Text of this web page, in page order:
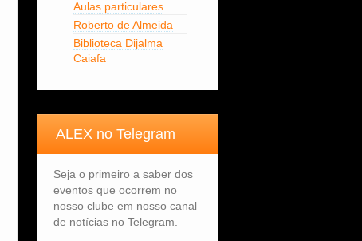
Aulas particulares
Roberto de Almeida
Biblioteca Dijalma
Caiafa
ALEX no Telegram
Seja o primeiro a saber dos
eventos que ocorrem no
nosso clube em nosso canal
de notícias no Telegram.